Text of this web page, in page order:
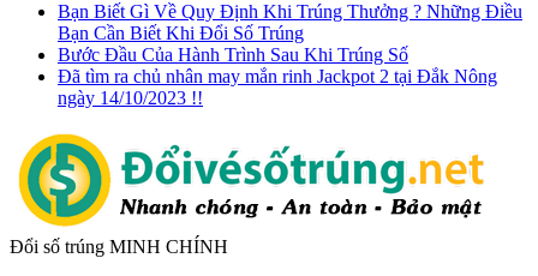
Bạn Biết Gì Về Quy Định Khi Trúng Thưởng ? Những Điều
Bạn Cần Biết Khi Đổi Số Trúng
Bước Đầu Của Hành Trình Sau Khi Trúng Số
Đã tìm ra chủ nhân may mắn rinh Jackpot 2 tại Đắk Nông
ngày 14/10/2023 !!
Đổi số trúng MINH CHÍNH